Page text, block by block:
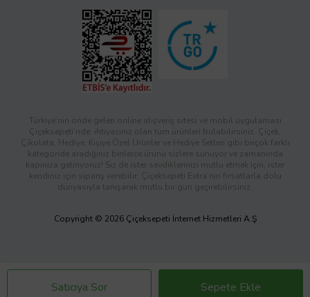
Satıcıya Sor Sepete Ekle
Türkiye’nin önde gelen online alışveriş sitesi ve mobil uygulaması
Çiçeksepeti’nde, ihtiyacınız olan tüm ürünleri bulabilirsiniz. Çiçek,
Çikolata, Hediye, Kişiye Özel Ürünler ve Hediye Setleri gibi birçok farklı
kategoride aradığınız binlerce ürünü sizlere sunuyor ve zamanında
kapınıza getiriyoruz! Siz de ister sevdiklerinizi mutlu etmek için, ister
kendiniz için sipariş verebilir; Çiçeksepeti Extra’nın fırsatlarla dolu
dünyasıyla tanışarak mutlu bir gün geçirebilirsiniz.
Copyright © 2026 Çiçeksepeti İnternet Hizmetleri A.Ş